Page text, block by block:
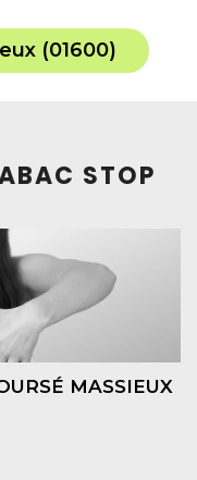
(01600)
STOP
MASSIEUX